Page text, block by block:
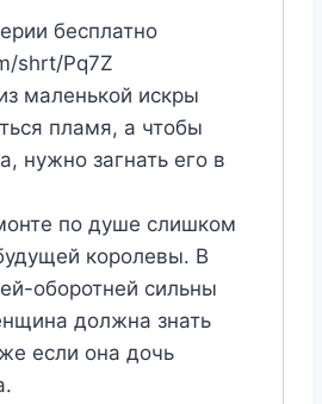
бесплатно
shrt/Pq7Z
маленькой искры
пламя, а чтобы
нужно загнать его в
по душе слишком
королевы. В
оборотней сильны
должна знать
если она дочь